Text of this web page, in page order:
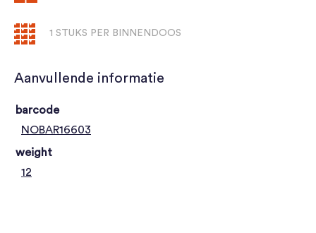
1 STUKS PER BINNENDOOS
Aanvullende informatie
barcode
NOBAR16603
weight
12